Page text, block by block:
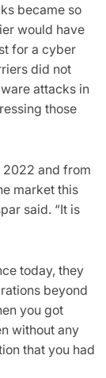
became so
would have
for a cyber
did not
attacks in
those
2022 and from
market this
said. “It is
today, they
beyond
you got
without any
that you had